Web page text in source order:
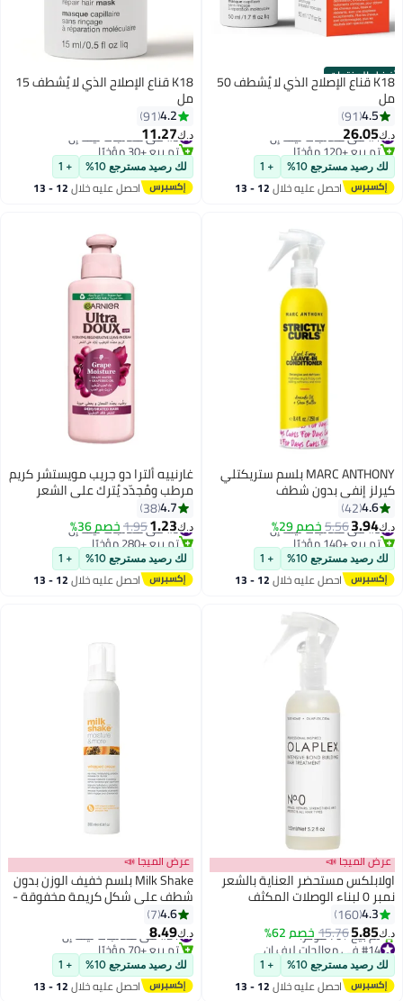
أفضل المنتجات K18 قناع الإصلاح الذي لا يُشطف 50
مل
4.5
91
د.ك‏26.05
#1 في معالجات ليف إن
تم بيع +120 مؤخرًا
#1 في معالجات ليف إن
لك رصيد مسترجع 10% + 1
احصل عليه خلال 12 - 13
K18 قناع الإصلاح الذي لا يُشطف 15
مل
4.2
91
د.ك‏11.27
#3 في معالجات ليف إن
تم بيع +30 مؤخرًا
#3 في معالجات ليف إن
لك رصيد مسترجع 10% + 1
احصل عليه خلال 12 - 13
MARC ANTHONY بلسم ستريكتلي
كيرلز إنفي بدون شطف
4.6
42
د.ك‏3.94
5.56خصم 29% #8 في معالجات ليف إن
تم بيع +140 مؤخرًا
#8 في معالجات ليف إن
لك رصيد مسترجع 10% + 1
احصل عليه خلال 12 - 13
غارنييه ألترا دو جريب مويستشر كريم
مرطب ومُجدّد يُترك على الشعر
الجاف – ٢٠٠ مل
4.7
38
د.ك‏1.23
1.95خصم 36% #5 في معالجات ليف إن
تم بيع +280 مؤخرًا
#5 في معالجات ليف إن
لك رصيد مسترجع 10% + 1
احصل عليه خلال 12 - 13
عرض الميجا 📣
اولابلكس مستحضر العناية بالشعر
نمبر 0 لبناء الوصلات المكثف
155ملليلتر4.3
160
د.ك‏5.85
15.76خصم 62%
#14 في معالجات ليف إن
أقل سعر في 30 يوم
تم بيع +70 مؤخرًا
#14 في معالجات ليف إن
لك رصيد مسترجع 10% + 1
احصل عليه خلال 12 - 13
عرض الميجا 📣
Milk Shake بلسم خفيف الوزن بدون
شطف على شكل كريمة مخفوقة -
يرطب بعمق، يضيف لمعانًا وي控制
التجاعيد مع بروتينات الحليب وحمض
الهيالورونيك (200 مل)
4.6
7
د.ك‏8.49
#21 في معالجات ليف إن
تم بيع +70 مؤخرًا
#21 في معالجات ليف إن
لك رصيد مسترجع 10% + 1
احصل عليه خلال 12 - 13